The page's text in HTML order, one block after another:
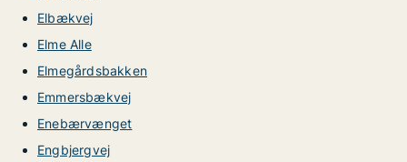
Elbækvej
Elme Alle
Elmegårdsbakken
Emmersbækvej
Enebærvænget
Engbjergvej